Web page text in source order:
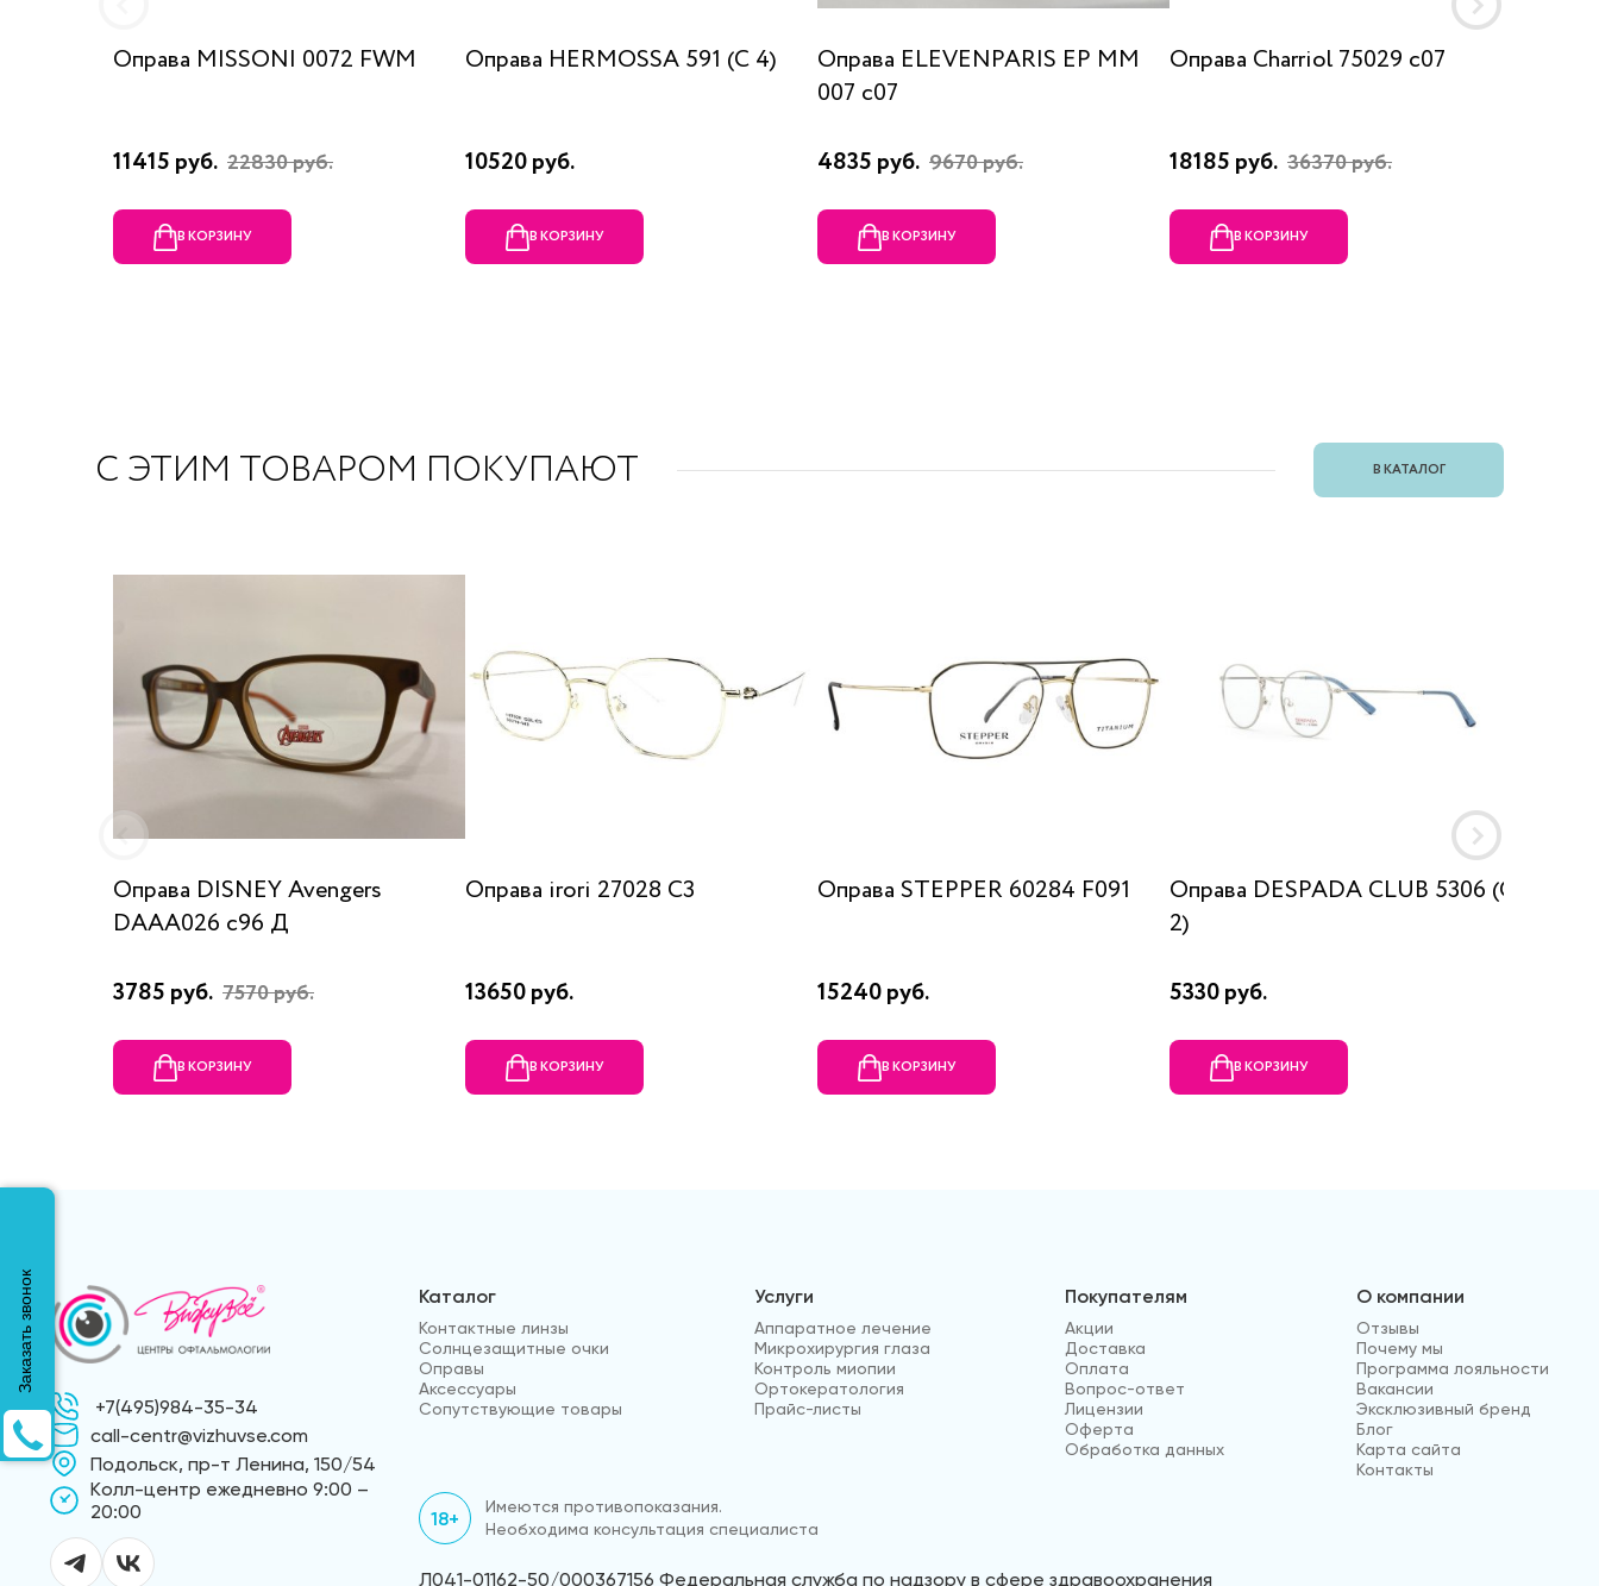
Оправа MISSONI 0072 FWM
11415 руб. 22830 руб.
В КОРЗИНУ
Оправа HERMOSSA 591 (C 4)
10520 руб.
В КОРЗИНУ
Оправа ELEVENPARIS EP MM
007 c07
4835 руб. 9670 руб.
В КОРЗИНУ
Оправа Charriol 75029 c07
18185 руб. 36370 руб.
В КОРЗИНУ
С ЭТИМ ТОВАРОМ ПОКУПАЮТ В КАТАЛОГ
Оправа DISNEY Avengers
DAAA026 c96 Д
3785 руб. 7570 руб.
В КОРЗИНУ
Оправа irori 27028 C3
13650 руб.
В КОРЗИНУ
Оправа STEPPER 60284 F091
15240 руб.
В КОРЗИНУ
Оправа DESPADA CLUB 5306 (C
2)
5330 руб.
В КОРЗИНУ
+7(495)984-35-34
call-centr@vizhuvse.com
Подольск, пр-т Ленина, 150/54
Kолл-центр ежедневно 9:00 –
20:00
Каталог
Контактные линзы
Солнцезащитные очки
Оправы
Аксессуары
Сопутствующие товары
Услуги
Аппаратное лечение
Микрохирургия глаза
Контроль миопии
Ортокератология
Прайс-листы
Покупателям
Акции
Доставка
Оплата
Вопрос-ответ
Лицензии
Оферта
Обработка данных
О компании
Отзывы
Почему мы
Программа лояльности
Вакансии
Эксклюзивный бренд
Блог
Карта сайта
Контакты
18+
Имеются противопоказания.
Необходима консультация специалиста
Л041-01162-50/000367156 Федеральная служба по надзору в сфере здравоохранения
Заказать звонок